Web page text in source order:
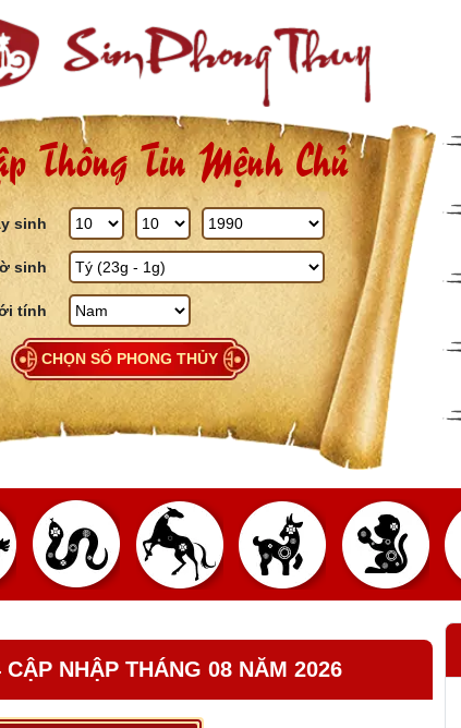
Thông Tin Mệnh Chủ
sinh
sinh
tính
CHỌN SỐ PHONG THỦY
NHẬP THÁNG 08 NĂM 2026